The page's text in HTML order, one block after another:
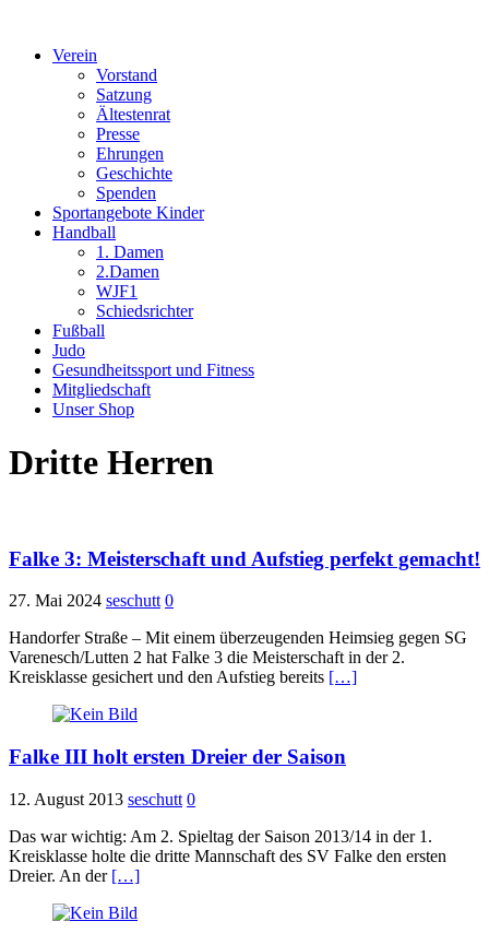
Verein
Vorstand
Satzung
Ältestenrat
Presse
Ehrungen
Geschichte
Spenden
Sportangebote Kinder
Handball
1. Damen
2.Damen
WJF1
Schiedsrichter
Fußball
Judo
Gesundheitssport und Fitness
Mitgliedschaft
Unser Shop
Dritte Herren
Falke 3: Meisterschaft und Aufstieg perfekt gemacht!
27. Mai 2024 seschutt 0
Handorfer Straße – Mit einem überzeugenden Heimsieg gegen SG
Varenesch/Lutten 2 hat Falke 3 die Meisterschaft in der 2.
Kreisklasse gesichert und den Aufstieg bereits […]
Falke III holt ersten Dreier der Saison
12. August 2013 seschutt 0
Das war wichtig: Am 2. Spieltag der Saison 2013/14 in der 1.
Kreisklasse holte die dritte Mannschaft des SV Falke den ersten
Dreier. An der […]